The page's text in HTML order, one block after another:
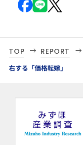
TOP REPORT
右する「価格転嫁」